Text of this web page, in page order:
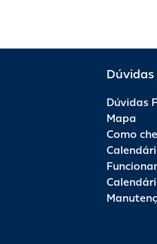
Dúvidas
Dúvidas
Mapa
Como